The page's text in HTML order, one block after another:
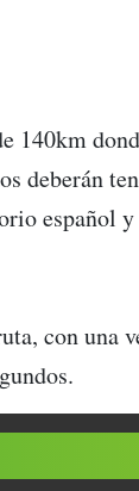
140km
deberán
español
con una